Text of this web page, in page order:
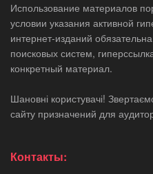
Использование материалов
условии указания активной
интернет-изданий
поисковых систем,
конкретный материал.
Шановні користувачі!
сайту призначений для
Контакты: